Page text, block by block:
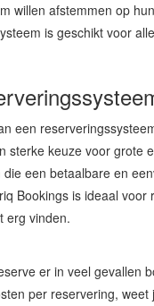
willen afstemmen op
is geschikt voor
een
sterke keuze voor grote
een betaalbare en
Bookings is ideaal
erg vinden.
er in veel gevallen
per reservering,